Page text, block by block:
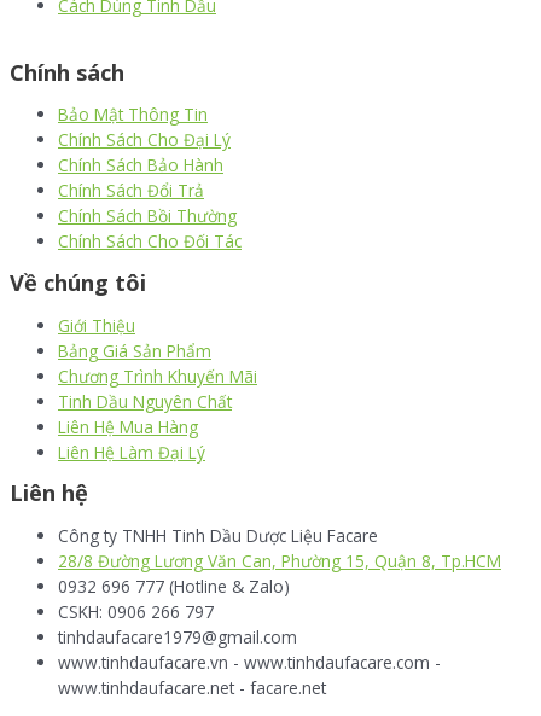
Cách Dùng Tinh Dầu
Chính sách
Bảo Mật Thông Tin
Chính Sách Cho Đại Lý
Chính Sách Bảo Hành
Chính Sách Đổi Trả
Chính Sách Bồi Thường
Chính Sách Cho Đối Tác
Về chúng tôi
Giới Thiệu
Bảng Giá Sản Phẩm
Chương Trình Khuyến Mãi
Tinh Dầu Nguyên Chất
Liên Hệ Mua Hàng
Liên Hệ Làm Đại Lý
Liên hệ
Công ty TNHH Tinh Dầu Dược Liệu Facare
28/8 Đường Lương Văn Can, Phường 15, Quận 8, Tp.HCM
0932 696 777 (Hotline & Zalo)
CSKH: 0906 266 797
tinhdaufacare1979@gmail.com
www.tinhdaufacare.vn - www.tinhdaufacare.com -
www.tinhdaufacare.net - facare.net